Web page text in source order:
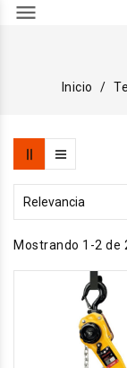
menu
Inicio
Relevancia
Mostrando 1-2 de